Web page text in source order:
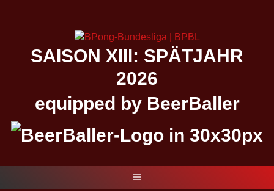
SAISON XIII: SPÄTJAHR
2026
equipped by BeerBaller